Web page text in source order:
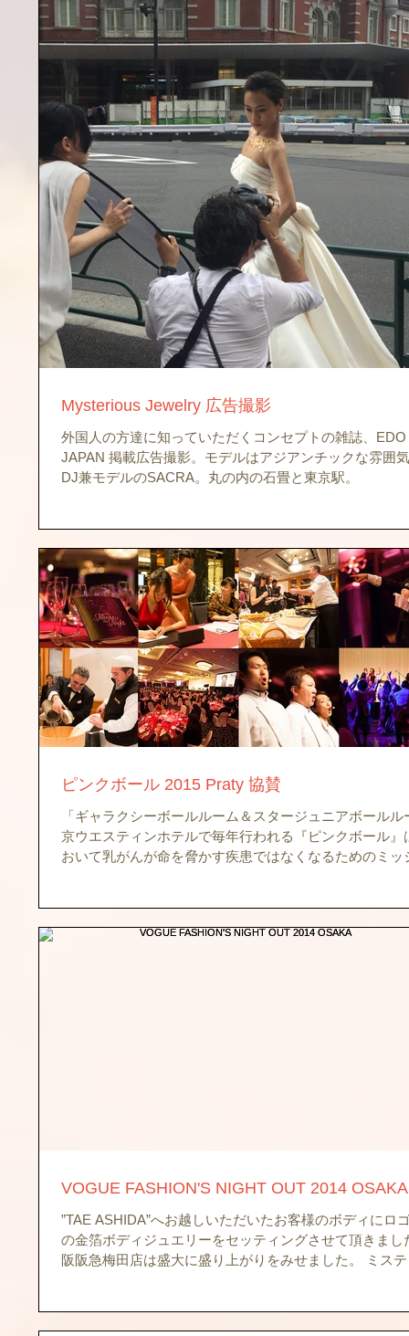
Mysterious Jewelry 広告撮影
外国人の方達に知っていただくコンセプトの雑誌、
JAPAN 掲載広告撮影。モデルはアジアンチックな雰囲
DJ兼モデルのSACRA。丸の内の石畳と東京駅。
ピンクボール 2015 Praty 協賛
「ギャラクシーボールルーム＆スタージュニアボールル
京ウエスティンホテルで毎年行われる『ピンクボール』
おいて乳がんが命を脅かす疾患ではなくなるためのミッ
VOGUE FASHION'S NIGHT OUT 2014 OSAKA
”TAE ASHIDA”へお越しいただいたお客様のボディにロ
の金箔ボディジュエリーをセッティングさせて頂きまし
阪阪急梅田店は盛大に盛り上がりをみせました。 ミス